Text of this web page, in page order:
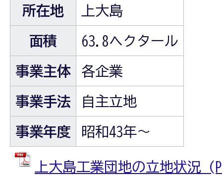
所在地 上大島
面積 63.8ヘクタール
事業主体 各企業
事業手法 自主立地
事業年度 昭和43年～
上大島工業団地の立地状況